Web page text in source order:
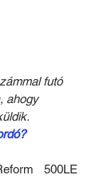
futó
ahogy
500LE